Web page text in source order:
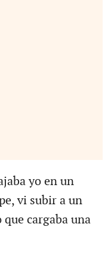
yo en un
vi subir a un
cargaba una